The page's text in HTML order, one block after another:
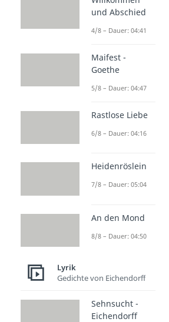
und Abschied
4/8 – Dauer: 04:41
Maifest -
Goethe
5/8 – Dauer: 04:47
Rastlose Liebe
6/8 – Dauer: 04:16
Heidenröslein
7/8 – Dauer: 05:04
An den Mond
8/8 – Dauer: 04:50
Lyrik
Gedichte von Eichendorff
Sehnsucht -
Eichendorff